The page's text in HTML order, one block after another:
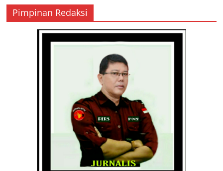
Pimpinan Redaksi